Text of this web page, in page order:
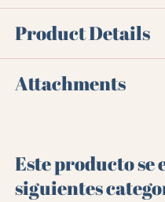
Product Details
Attachments
Este producto se
siguientes